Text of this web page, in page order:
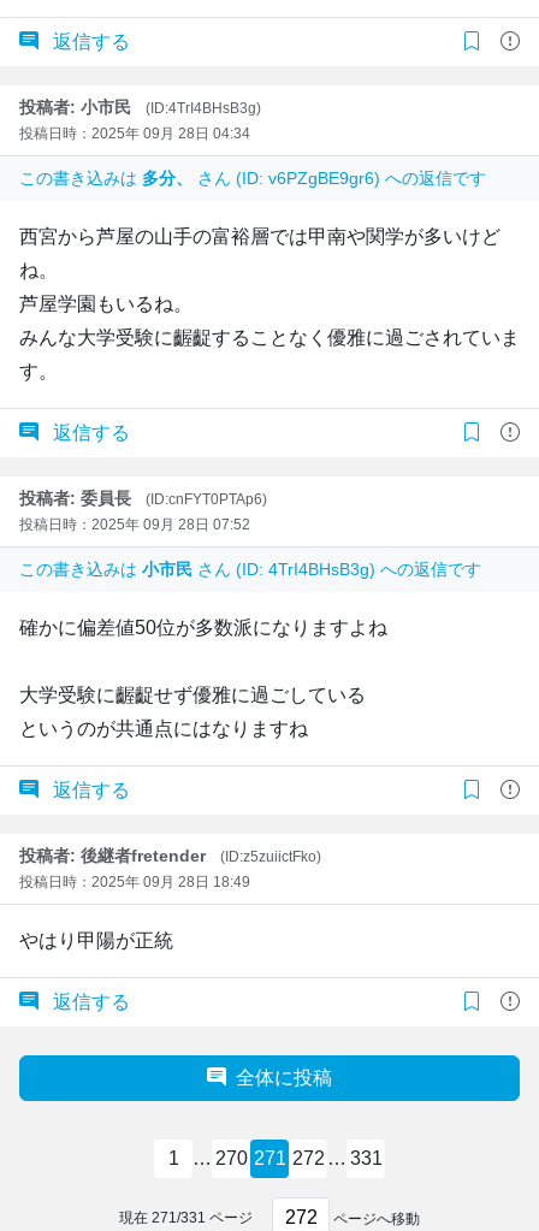
返信する
投稿者: 小市民
(ID:4TrI4BHsB3g)
投稿日時：2025年 09月 28日 04:34
この書き込みは 多分、 さん (ID: v6PZgBE9gr6) への返信です
西宮から芦屋の山手の富裕層では甲南や関学が多いけど
ね。
芦屋学園もいるね。
みんな大学受験に齷齪することなく優雅に過ごされていま
す。
返信する
投稿者: 委員長
(ID:cnFYT0PTAp6)
投稿日時：2025年 09月 28日 07:52
この書き込みは 小市民 さん (ID: 4TrI4BHsB3g) への返信です
確かに偏差値50位が多数派になりますよね
大学受験に齷齪せず優雅に過ごしている
というのが共通点にはなりますね
返信する
投稿者: 後継者fretender
(ID:z5zuiictFko)
投稿日時：2025年 09月 28日 18:49
やはり甲陽が正統
返信する
全体に投稿
1 … 270 271 272 … 331
現在 271 /331 ページ ページへ移動